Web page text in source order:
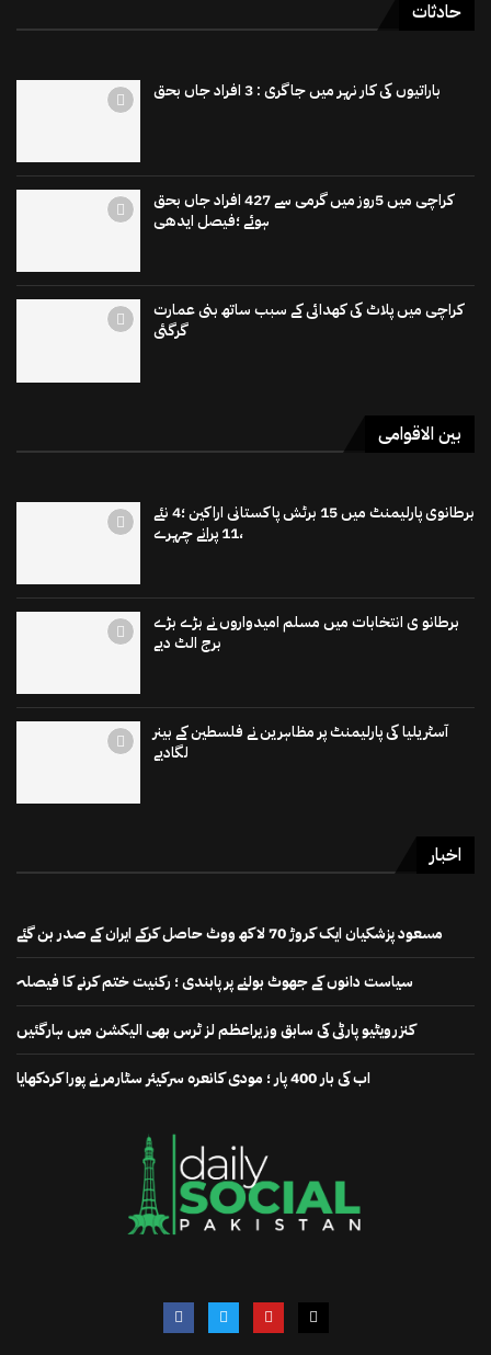
حادثات
باراتیوں کی کار نہر میں جاگری : 3 افراد جاں بحق
کراچی میں 5روز میں گرمی سے 427 افراد جاں بحق
ہوئے ؛فیصل ایدھی
کراچی میں پلاٹ کی کھدائی کے سبب ساتھ بنی عمارت
گرگئی
بین الاقوامی
برطانوی پارلیمنٹ میں 15 برٹش پاکستانی اراکین ؛4 نئے
،11 پرانے چہرے
برطانو ی انتخابات میں مسلم امیدواروں نے بڑے بڑے
برج الٹ دیے
آسٹریلیا کی پارلیمنٹ پر مظاہرین نے فلسطین کے بینر
لگادیے
اخبار
مسعود پزشکیان ایک کروڑ 70 لاکھ ووٹ حاصل کرکے ایران کے صدر بن گئے
سیاست دانوں کے جھوٹ بولنے پر پابندی ؛ رکنیت ختم کرنے کا فیصلہ
کنزرویٹیو پارٹی کی سابق وزیراعظم لز ٹرس بھی الیکشن میں ہارگئیں
اب کی بار 400 پار ؛ مودی کانعرہ سرکیئر سٹارمر نے پورا کردکھایا